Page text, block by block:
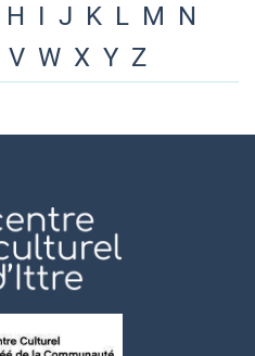
H I J K L M N
V W X Y Z